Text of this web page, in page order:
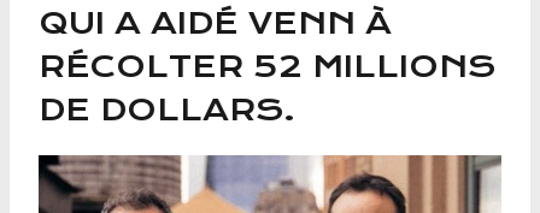
QUI A AIDÉ VENN À
RÉCOLTER 52 MILLIONS
DE DOLLARS.